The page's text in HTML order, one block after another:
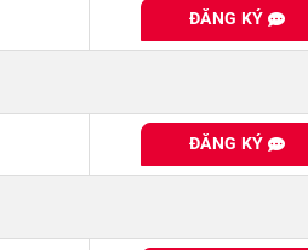
ĐĂNG KÝ
ĐĂNG KÝ